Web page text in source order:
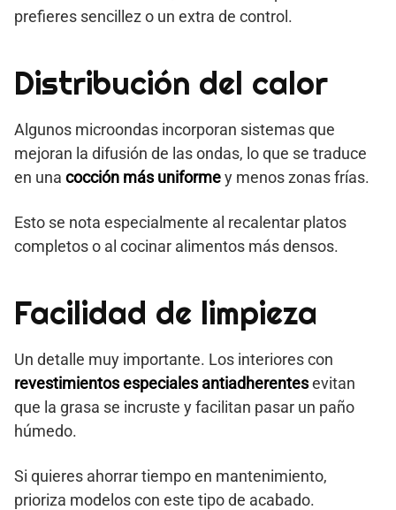
prefieres sencillez o un extra de control.
Distribución del calor
Algunos microondas incorporan sistemas que
mejoran la difusión de las ondas, lo que se traduce
en una cocción más uniformey menos zonas frías.
Esto se nota especialmente al recalentar platos
completos o al cocinar alimentos más densos.
Facilidad de limpieza
Un detalle muy importante. Los interiores con
revestimientos especiales antiadherentesevitan
que la grasa se incruste y facilitan pasar un paño
húmedo.
Si quieres ahorrar tiempo en mantenimiento,
prioriza modelos con este tipo de acabado.